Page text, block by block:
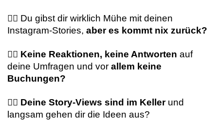
😶‍🌫️ Du gibst dir wirklich Mühe mit deinen
Instagram-Stories, aber es kommt nix zurück?
😶‍🌫️ Keine Reaktionen, keine Antworten auf
deine Umfragen und vor allem keine
Buchungen?
😶‍🌫️ Deine Story-Views sind im Keller und
langsam gehen dir die Ideen aus?